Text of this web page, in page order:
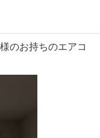
のお持ちのエアコ